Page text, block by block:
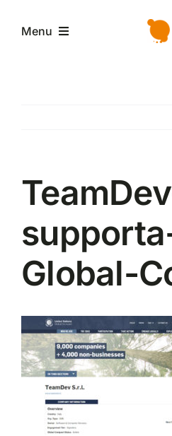
Menu
Storie di successo
News
Global-